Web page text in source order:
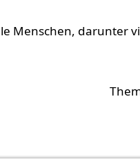
Menschen, darunter